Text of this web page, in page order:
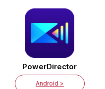
PowerDirector
Android >